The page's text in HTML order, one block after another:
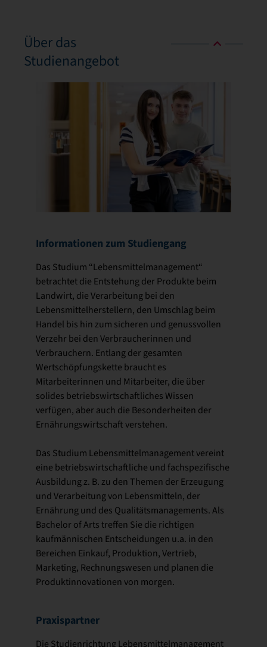
Über das
Studienangebot
Informationen zum Studiengang
Das Studium “Lebensmittelmanagement“
betrachtet die Entstehung der Produkte beim
Landwirt, die Verarbeitung bei den
Lebensmittelherstellern, den Umschlag beim
Handel bis hin zum sicheren und genussvollen
Verzehr bei den Verbraucherinnen und
Verbrauchern. Entlang der gesamten
Wertschöpfungskette braucht es
Mitarbeiterinnen und Mitarbeiter, die über
solides betriebswirtschaftliches Wissen
verfügen, aber auch die Besonderheiten der
Ernährungswirtschaft verstehen.
Das Studium Lebensmittelmanagement vereint
eine betriebswirtschaftliche und fachspezifische
Ausbildung z. B. zu den Themen der Erzeugung
und Verarbeitung von Lebensmitteln, der
Ernährung und des Qualitätsmanagements. Als
Bachelor of Arts treffen Sie die richtigen
kaufmännischen Entscheidungen u.a. in den
Bereichen Einkauf, Produktion, Vertrieb,
Marketing, Rechnungswesen und planen die
Produktinnovationen von morgen.
Praxispartner
Die Studienrichtung Lebensmittelmanagement